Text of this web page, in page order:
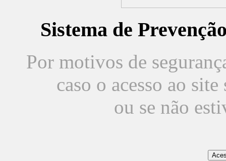
Sistema de
Por motivos de
caso o acesso ao
ou se não